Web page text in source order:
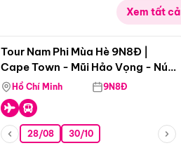
Xem tất cả
Điểm nổi bật
Tour Nam Phi Mùa Hè 9N8Đ |
Cape Town - Mũi Hảo Vọng - Núi
Bàn - Johannesburg - Pretoria -
Safari - Lodge
Hồ Chí Minh 9N8Đ
28/08 30/10